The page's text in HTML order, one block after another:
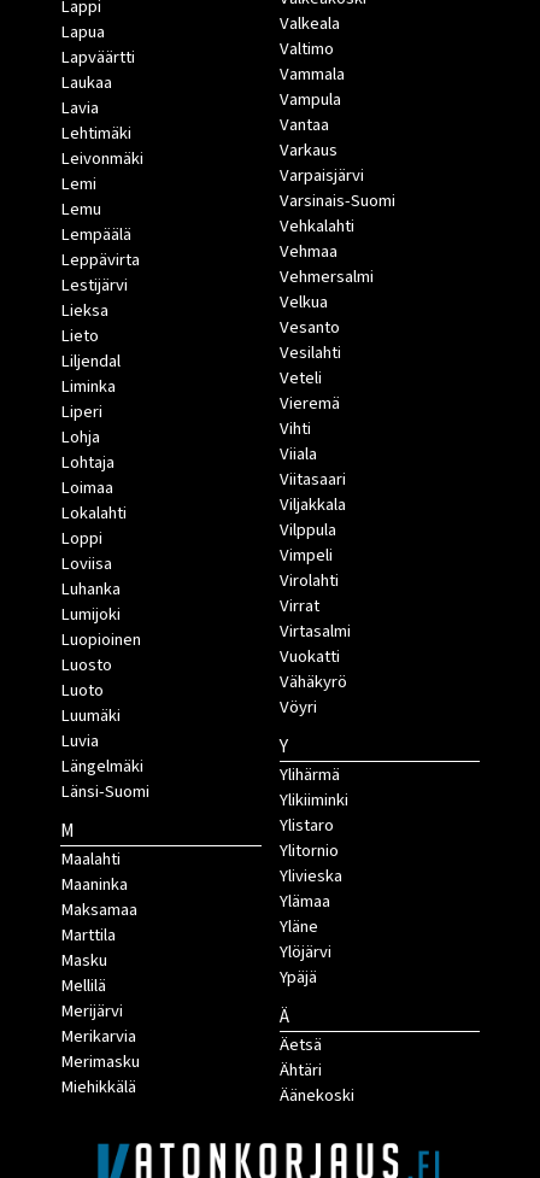
Lappi
Lapua
Lapväärtti
Laukaa
Lavia
Lehtimäki
Leivonmäki
Lemi
Lemu
Lempäälä
Leppävirta
Lestijärvi
Lieksa
Lieto
Liljendal
Liminka
Liperi
Lohja
Lohtaja
Loimaa
Lokalahti
Loppi
Loviisa
Luhanka
Lumijoki
Luopioinen
Luosto
Luoto
Luumäki
Luvia
Längelmäki
Länsi-Suomi
M
Maalahti
Maaninka
Maksamaa
Marttila
Masku
Mellilä
Merijärvi
Merikarvia
Merimasku
Miehikkälä
Valkeala
Valtimo
Vammala
Vampula
Vantaa
Varkaus
Varpaisjärvi
Varsinais-Suomi
Vehkalahti
Vehmaa
Vehmersalmi
Velkua
Vesanto
Vesilahti
Veteli
Vieremä
Vihti
Viiala
Viitasaari
Viljakkala
Vilppula
Vimpeli
Virolahti
Virrat
Virtasalmi
Vuokatti
Vähäkyrö
Vöyri
Y
Ylihärmä
Ylikiiminki
Ylistaro
Ylitornio
Ylivieska
Ylämaa
Yläne
Ylöjärvi
Ypäjä
Ä
Äetsä
Ähtäri
Äänekoski